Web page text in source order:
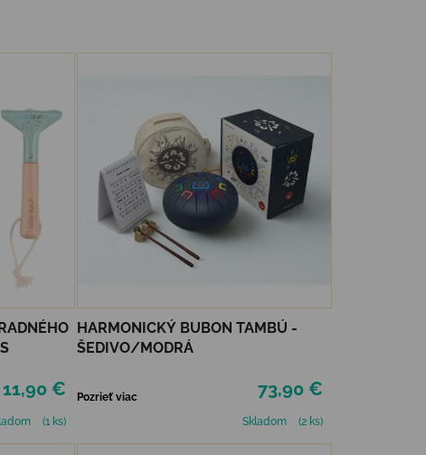
11,90 €
(1 ks)
HARMONICKÝ BUBON TAMBÚ -
ŠEDIVO/MODRÁ
73,90 €
Pozrieť viac
Skladom
(2 ks)